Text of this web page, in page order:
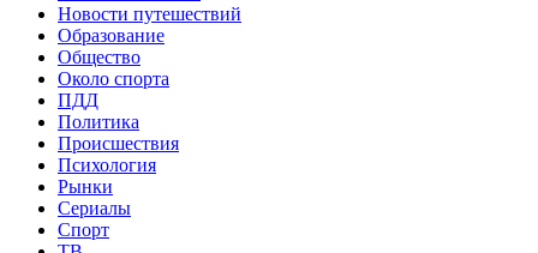
Новости путешествий
Образование
Общество
Около спорта
ПДД
Политика
Происшествия
Психология
Рынки
Сериалы
Спорт